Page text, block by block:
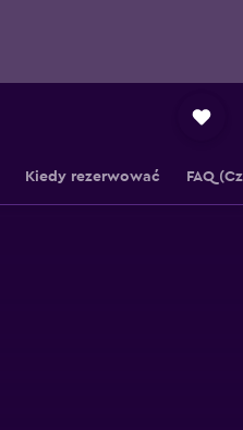
Kiedy rezerwować FAQ